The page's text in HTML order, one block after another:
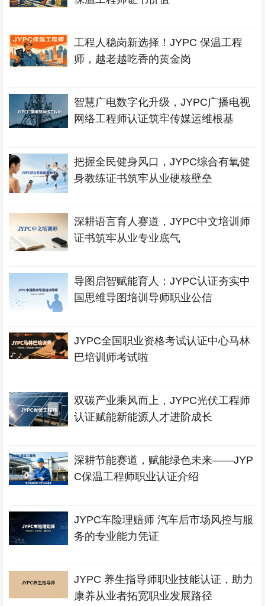
工程人稳岗新选择！JYPC 保温工程
师，越老越吃香的黄金岗
智慧广电数字化升级，JYPC广播电视
网络工程师认证筑牢传媒运维根基
把握全民健身风口，JYPC综合有氧健
身教练证书筑牢从业硬核壁垒
深耕语言育人赛道，JYPC中文培训师
证书筑牢从业专业底气
导图启智赋能育人：JYPC认证夯实中
国思维导图培训导师职业公信
JYPC全国职业资格考试认证中心马林
巴培训师考试啦
双碳产业乘风而上，JYPC光伏工程师
认证赋能新能源人才进阶成长
深耕节能赛道，赋能绿色未来——JYP
C保温工程师职业认证介绍
JYPC车险理赔师 汽车后市场风控与服
务的专业能力凭证
JYPC 养生指导师职业技能认证，助力
康养从业者拓宽职业发展路径